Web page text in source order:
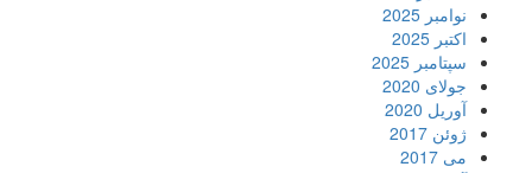
نوامبر 2025
اکتبر 2025
سپتامبر 2025
جولای 2020
آوریل 2020
ژوئن 2017
می 2017